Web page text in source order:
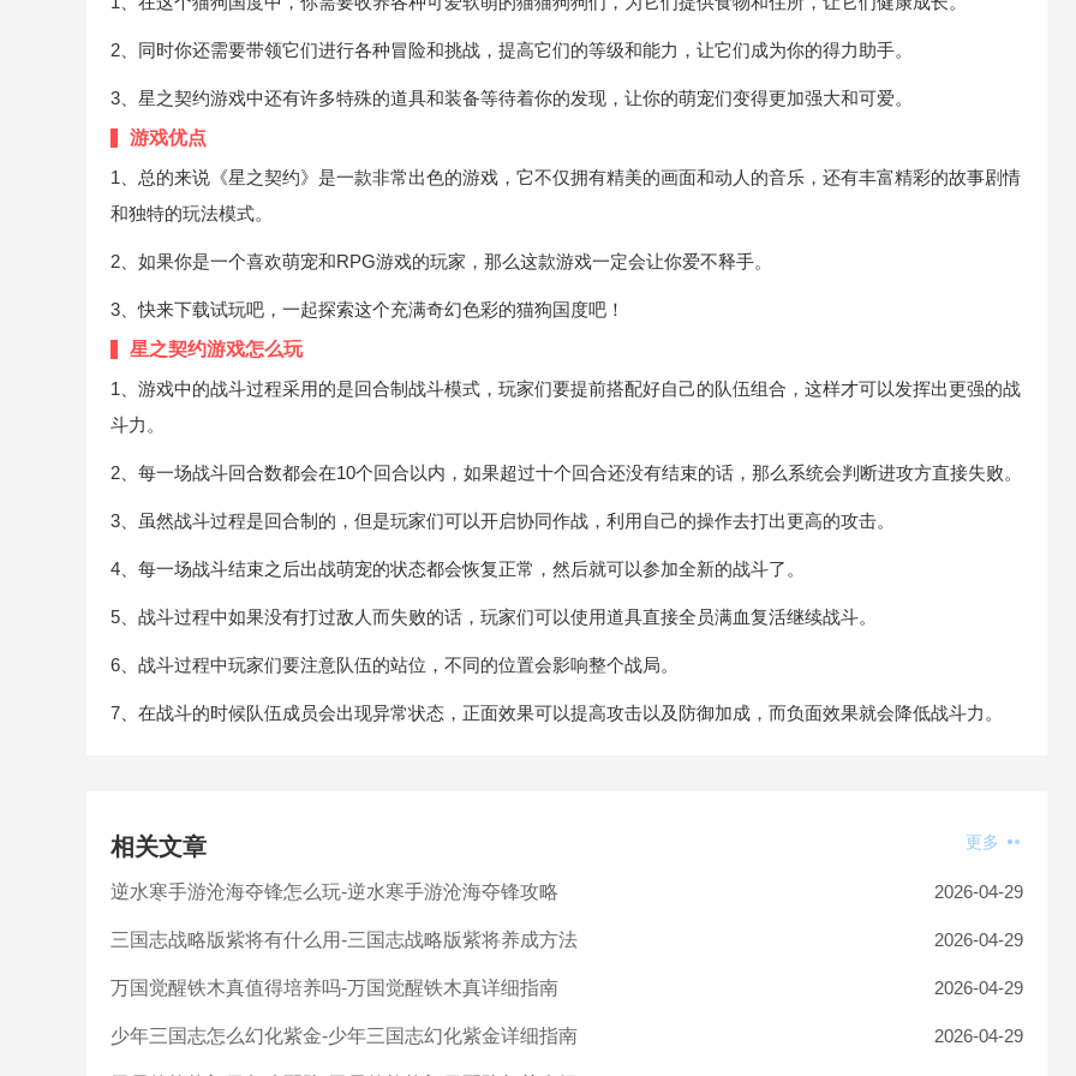
2、同时你还需要带领它们进行各种冒险和挑战，提高它们的等级和能力，让它们成为你的得力助手。
3、星之契约游戏中还有许多特殊的道具和装备等待着你的发现，让你的萌宠们变得更加强大和可爱。
游戏优点
1、总的来说《星之契约》是一款非常出色的游戏，它不仅拥有精美的画面和动人的音乐，还有丰富精彩的故事剧情
和独特的玩法模式。
2、如果你是一个喜欢萌宠和RPG游戏的玩家，那么这款游戏一定会让你爱不释手。
3、快来下载试玩吧，一起探索这个充满奇幻色彩的猫狗国度吧！
星之契约游戏怎么玩
1、游戏中的战斗过程采用的是回合制战斗模式，玩家们要提前搭配好自己的队伍组合，这样才可以发挥出更强的战
斗力。
2、每一场战斗回合数都会在10个回合以内，如果超过十个回合还没有结束的话，那么系统会判断进攻方直接失败。
3、虽然战斗过程是回合制的，但是玩家们可以开启协同作战，利用自己的操作去打出更高的攻击。
4、每一场战斗结束之后出战萌宠的状态都会恢复正常，然后就可以参加全新的战斗了。
5、战斗过程中如果没有打过敌人而失败的话，玩家们可以使用道具直接全员满血复活继续战斗。
6、战斗过程中玩家们要注意队伍的站位，不同的位置会影响整个战局。
7、在战斗的时候队伍成员会出现异常状态，正面效果可以提高攻击以及防御加成，而负面效果就会降低战斗力。
相关文章 更多
逆水寒手游沧海夺锋怎么玩-逆水寒手游沧海夺锋攻略 2026-04-29
三国志战略版紫将有什么用-三国志战略版紫将养成方法 2026-04-29
万国觉醒铁木真值得培养吗-万国觉醒铁木真详细指南 2026-04-29
少年三国志怎么幻化紫金-少年三国志幻化紫金详细指南 2026-04-29